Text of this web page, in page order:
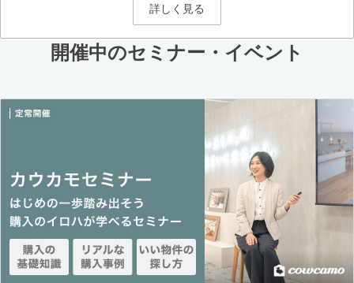
詳しく見る
開催中のセミナー・イベント